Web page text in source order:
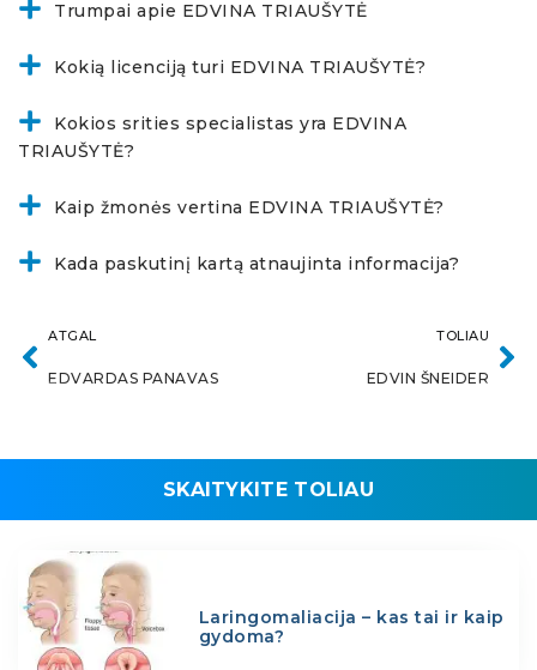
Trumpai apie EDVINA TRIAUŠYTĖ
Kokią licenciją turi EDVINA TRIAUŠYTĖ?
Kokios srities specialistas yra EDVINA
TRIAUŠYTĖ?
Kaip žmonės vertina EDVINA TRIAUŠYTĖ?
Kada paskutinį kartą atnaujinta informacija?
ATGAL
EDVARDAS PANAVAS
TOLIAU
EDVIN ŠNEIDER
SKAITYKITE TOLIAU
Laringomaliacija – kas tai ir kaip
gydoma?